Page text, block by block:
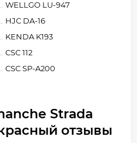
WELLGO LU-947
HJC DA-16
KENDA K193
CSC 112
CSC SP-A200
Strada
отзывы